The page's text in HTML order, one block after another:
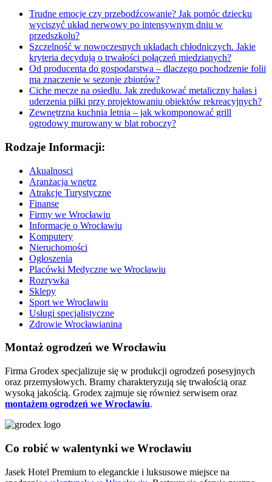
Trudne emocje czy przebodźcowanie? Jak pomóc dziecku
wyciszyć układ nerwowy po intensywnym dniu w
przedszkolu?
Szczelność w nowoczesnych układach chłodniczych. Jakie
kryteria decydują o trwałości połączeń miedzianych?
Od producenta do gospodarstwa – dlaczego pochodzenie folii
ma znaczenie w sezonie zbiorów?
Ciche mecze na osiedlu. Jak zredukować metaliczny hałas i
uderzenia piłki przy projektowaniu obiektów rekreacyjnych?
Zewnętrzna kuchnia letnia – jak wkomponować grill
ogrodowy murowany w blat roboczy?
Rodzaje Informacji:
Akualnosci
Aranżacja wnętrz
Atrakcje Turystyczne
Finanse
Firmy we Wrocławiu
Informacje o Wrocławiu
Komputery
Nieruchomości
Ogłoszenia
Placówki Medyczne we Wrocławiu
Rozrywka
Sklepy
Sport we Wrocławiu
Usługi specjalistyczne
Zdrowie Wrocławianina
Montaż ogrodzeń we Wrocławiu
Firma Grodex specjalizuje się w produkcji ogrodzeń posesyjnych
oraz przemysłowych. Bramy charakteryzują się trwałością oraz
wysoką jakością. Grodex zajmuje się również serwisem oraz
montażem ogrodzeń we Wrocławiu.
Co robić w walentynki we Wrocławiu
Jasek Hotel Premium to eleganckie i luksusowe miejsce na